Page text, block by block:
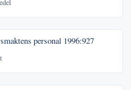
personal 1996:927